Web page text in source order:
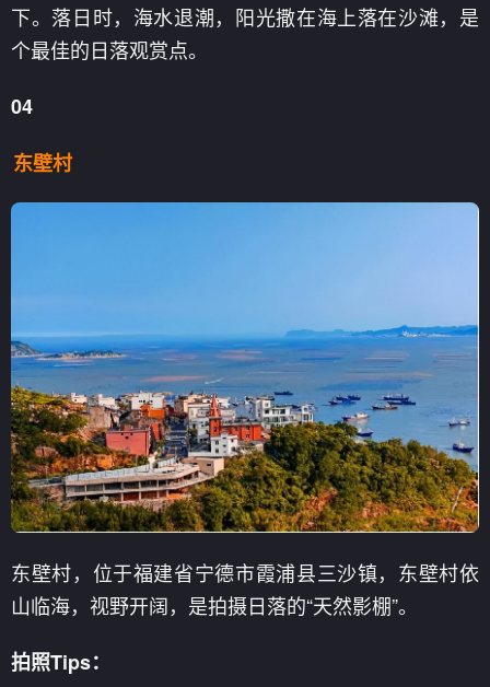
下。落日时，海水退潮，阳光撒在海上落在沙滩，是
个最佳的日落观赏点。
04
东壁村
东壁村，位于福建省宁德市霞浦县三沙镇，东壁村依
山临海，视野开阔，是拍摄日落的“天然影棚”。
拍照Tips：